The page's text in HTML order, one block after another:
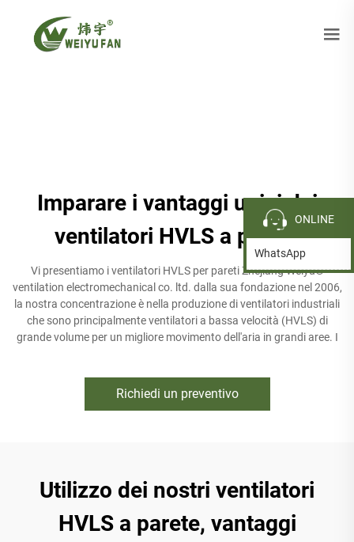
Imparare i vantaggi unici dei
ventilatori HVLS a parete
Vi presentiamo i ventilatori HVLS per pareti Zhejiang Weiyu®
ventilation electromechanical co. ltd. dalla sua fondazione nel 2006,
la nostra concentrazione è nella produzione di ventilatori industriali
che sono principalmente ventilatori a bassa velocità (HVLS) di
grande volume per un migliore movimento dell'aria in grandi aree. I
Richiedi un preventivo
Utilizzo dei nostri ventilatori
HVLS a parete, vantaggi
ONLINE
WhatsApp